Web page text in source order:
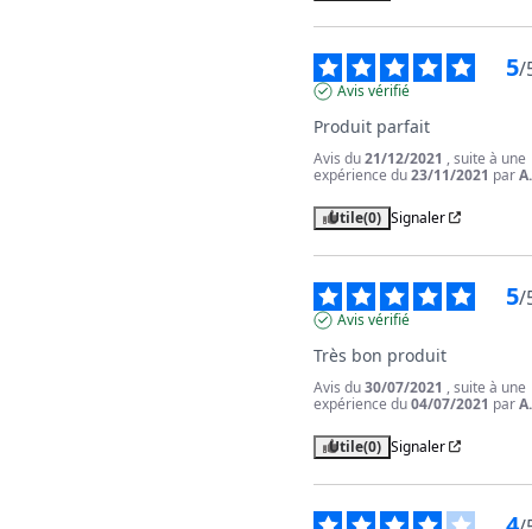
5/
Avis vérifié
Produit parfait
Avis du21/12/2021 , suite à une
expérience du23/11/2021 par
Utile(0) Signaler
5/
Avis vérifié
Très bon produit
Avis du30/07/2021 , suite à une
expérience du04/07/2021 par
Utile(0) Signaler